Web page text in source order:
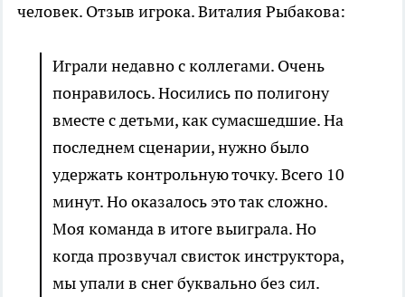
человек. Отзыв игрока. Виталия Рыбакова:
Играли недавно с коллегами. Очень
понравилось. Носились по полигону
вместе с детьми, как сумасшедшие. На
последнем сценарии, нужно было
удержать контрольную точку. Всего 10
минут. Но оказалось это так сложно.
Моя команда в итоге выиграла. Но
когда прозвучал свисток инструктора,
мы упали в снег буквально без сил.